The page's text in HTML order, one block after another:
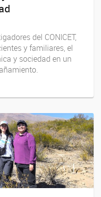
del CONICET,
y familiares, el
y sociedad en un